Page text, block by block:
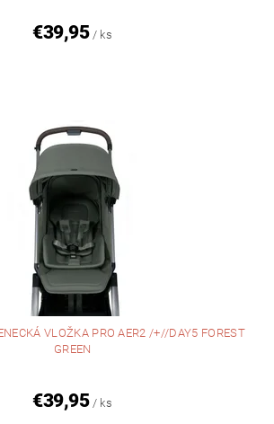
€39,95 / ks
VLOŽKA PRO AER2 /+//DAY5 FOREST
GREEN
€39,95 / ks